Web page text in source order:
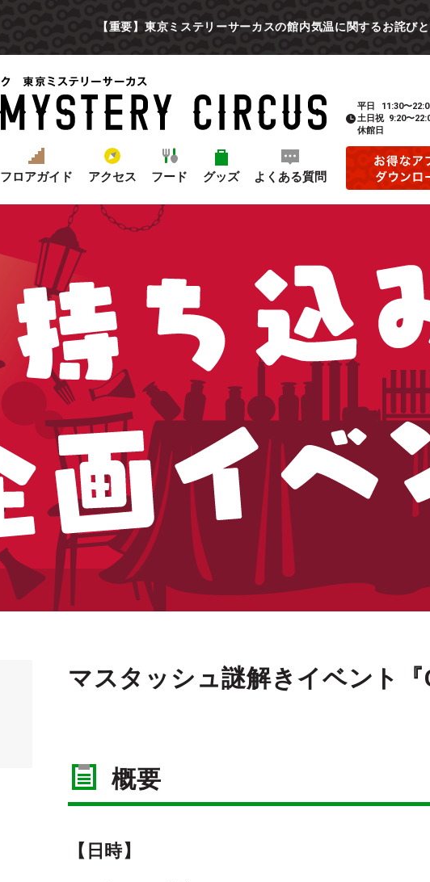
【重要】東京ミステリーサーカスの館内気温に関するお詫び
フロアガイド アクセス フード グッズ よくある質問
平日
11:30〜
土日祝 9:20〜
休館日
マスタッシュ謎解きイベント『
概要
【日時】